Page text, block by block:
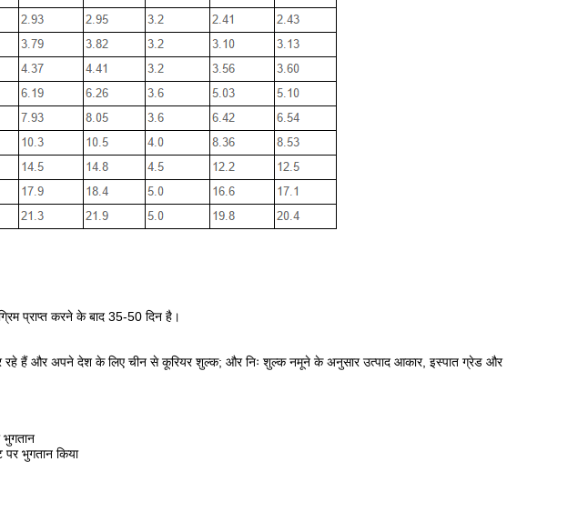
प्राप्त करने के बाद 35-50 दिन है।
हैं और अपने देश के लिए चीन से कूरियर शुल्क; और निः शुल्क नमूने के अनुसार उत्पाद आकार, इस्पात ग्रेड और
भुगतान किया